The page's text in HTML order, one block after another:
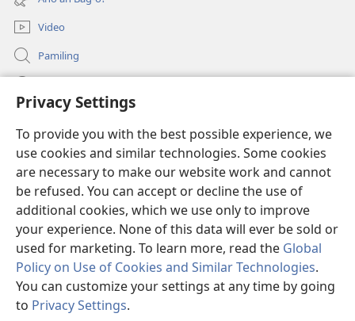
Privacy Settings
To provide you with the best possible experience, we
use cookies and similar technologies. Some cookies
are necessary to make our website work and cannot
be refused. You can accept or decline the use of
additional cookies, which we use only to improve
your experience. None of this data will ever be sold or
used for marketing. To learn more, read the Global
Policy on Use of Cookies and Similar Technologies.
You can customize your settings at any time by going
to Privacy Settings.
window)
Video
Pamiling
(opens
window)Watchtower ONLINE LIBRARY
(opens
new
window)JW Hub ®
(opens
new
window)
Copyright© 2026 Watch Tower Bible and Tract Society of Pennsylvania.
MGA KONDISYON HA PAGGAMIT